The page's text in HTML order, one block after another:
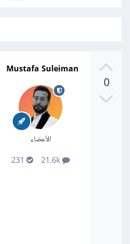
0
Mustafa Suleiman
الأعضاء